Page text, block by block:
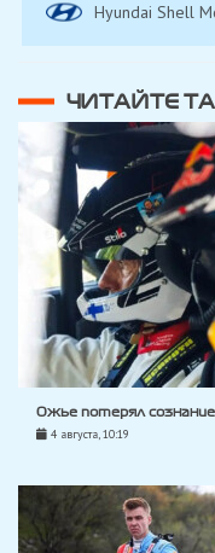
Hyundai Shell
ЧИТАЙТЕ
Ожье потерял
4 августа, 10:19